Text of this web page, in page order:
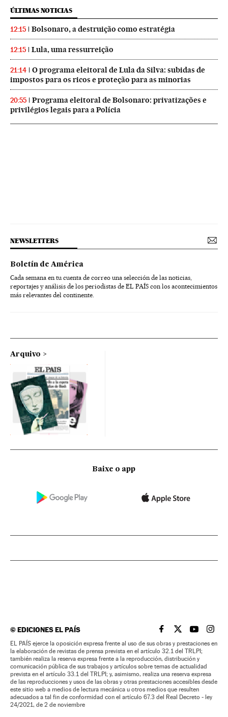
ÚLTIMAS NOTICIAS
12:15 Bolsonaro, a destruição como estratégia
12:15 Lula, uma ressurreição
21:14
O programa eleitoral de Lula da Silva: subidas de
impostos para os ricos e proteção para as minorias
20:55
Programa eleitoral de Bolsonaro: privatizações e
privilégios legais para a Polícia
NEWSLETTERS
Boletín de América
Cada semana en tu cuenta de correo una selección de las noticias,
reportajes y análisis de los periodistas de EL PAÍS con los acontecimientos
más relevantes del continente.
Arquivo
Baixe o app
©EDICIONES EL PAÍS EL PAÍS BRASIL EN
EL PAÍSEL PAÍS
EL
EL PAÍS ejerce la oposición expresa frente al uso de sus obras y prestaciones en
la elaboración de revistas de prensa prevista en el artículo 32.1 del TRLPI;
también realiza la reserva expresa frente a la reproducción, distribución y
comunicación pública de sus trabajos y artículos sobre temas de actualidad
prevista en el artículo 33.1 del TRLPI; y, asimismo, realiza una reserva expresa
de las reproducciones y usos de las obras y otras prestaciones accesibles desde
este sitio web a medios de lectura mecánica u otros medios que resulten
adecuados a tal fin de conformidad con el artículo 67.3 del Real Decreto - ley
24/2021, de 2 de noviembre